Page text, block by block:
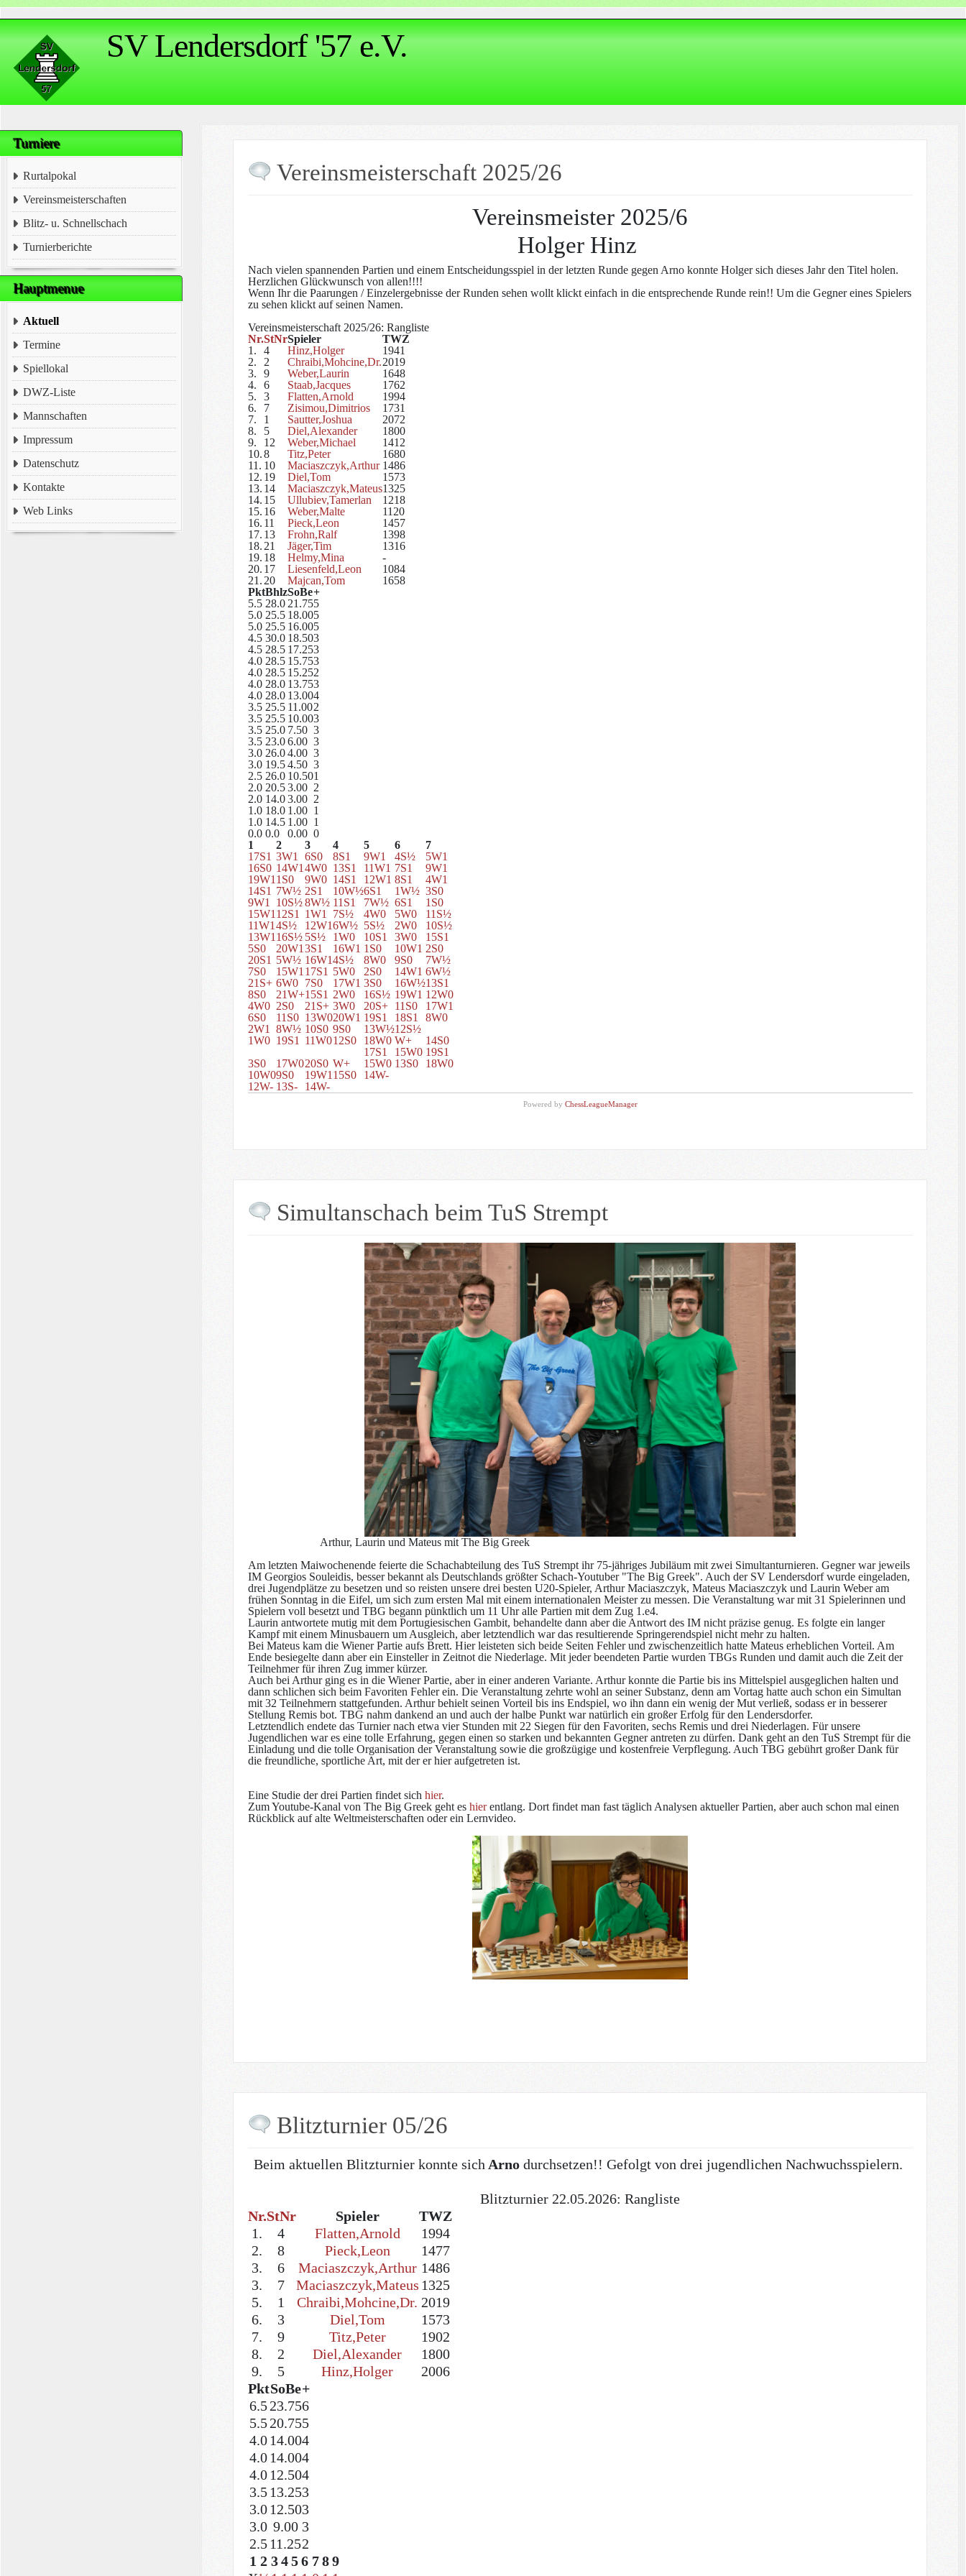
SV Lendersdorf '57 e.V.
Turniere
Rurtalpokal
Vereinsmeisterschaften
Blitz- u. Schnellschach
Turnierberichte
Hauptmenue
Aktuell
Termine
Spiellokal
DWZ-Liste
Mannschaften
Impressum
Datenschutz
Kontakte
Web Links
Vereinsmeisterschaft 2025/26
Vereinsmeister 2025/6
Holger Hinz
Nach vielen spannenden Partien und einem Entscheidungsspiel in der letzten Runde gegen Arno konnte Holger sich dieses Jahr den Titel holen.
Herzlichen Glückwunsch von allen!!!!
Wenn Ihr die Paarungen / Einzelergebnisse der Runden sehen wollt klickt einfach in die entsprechende Runde rein!! Um die Gegner eines Spielers
zu sehen klickt auf seinen Namen.
Vereinsmeisterschaft 2025/26: Rangliste
Nr.StNrSpieler
TWZ
1.
4 Hinz,Holger
1941
2.
2 Chraibi,Mohcine,Dr.2019
3.
9 Weber,Laurin
1648
4.
6 Staab,Jacques
1762
5.
3 Flatten,Arnold
1994
6.
7 Zisimou,Dimitrios
1731
7.
1 Sautter,Joshua
2072
8.
5 Diel,Alexander
1800
9.
12 Weber,Michael
1412
10.8 Titz,Peter
1680
11. 10 Maciaszczyk,Arthur 1486
12. 19 Diel,Tom
1573
13. 14 Maciaszczyk,Mateus1325
14. 15 Ullubiev,Tamerlan
1218
15. 16 Weber,Malte
1120
16. 11 Pieck,Leon
1457
17. 13 Frohn,Ralf
1398
18. 21 Jäger,Tim
1316
19. 18 Helmy,Mina
-
20. 17 Liesenfeld,Leon
1084
21. 20 Majcan,Tom
1658
PktBhlzSoBe+
5.5 28.0 21.755
5.0 25.5 18.005
5.0 25.5 16.005
4.5 30.0 18.503
4.5 28.5 17.253
4.0 28.5 15.753
4.0 28.5 15.252
4.0 28.0 13.753
4.0 28.0 13.004
3.5 25.5 11.002
3.5 25.5 10.003
3.5 25.0 7.50 3
3.5 23.06.00 3
3.0 26.04.00 3
3.0 19.54.50 3
2.5 26.0 10.501
2.0 20.53.00 2
2.0 14.03.00 2
1.0 18.0 1.00 1
1.0 14.5 1.00 1
0.0 0.0 0.00 0
1
2 3 4 5 6
7
17S1 3W1 6S0 8S1 9W1 4S½
5W1
16S0 14W1 4W0 13S1 11W1 7S1
9W1
19W1 1S0 9W0 14S1 12W1 8S1
4W1
14S1 7W½ 2S1 10W½6S1 1W½ 3S0
9W1
10S½8W½ 11S1 7W½ 6S1
1S0
15W1 12S1 1W1 7S½ 4W0 5W0
11S½
11W1 4S½ 12W16W½ 5S½ 2W0
10S½
13W1 16S½ 5S½ 1W0 10S1 3W0
15S1
5S0
20W1 3S1 16W1 1S0 10W1 2S0
20S1 5W½ 16W14S½ 8W0 9S0
7W½
7S0
15W1 17S1 5W0 2S0 14W1 6W½
21S+ 6W0 7S0 17W1 3S0 16W½13S1
8S0
21W+15S1 2W0 16S½ 19W1 12W0
4W0 2S0 21S+ 3W0 20S+ 11S0
17W1
6S0
11S0 13W020W1 19S1 18S1
8W0
2W1
8W½ 10S0 9S0 13W½12S½
1W0 19S1 11W012S0 18W0 W+
14S0
17S1
15W0 19S1
3S0
17W020S0 W+ 15W0 13S0
18W0
10W09S0 19W1 15S0
14W-
12W- 13S- 14W-
Powered by ChessLeagueManager
Simultanschach beim TuS Strempt
Arthur, Laurin und Mateus mit The Big Greek
Am letzten Maiwochenende feierte die Schachabteilung des TuS Strempt ihr 75-jähriges Jubiläum mit zwei Simultanturnieren. Gegner war jeweils
IM Georgios Souleidis, besser bekannt als Deutschlands größter Schach-Youtuber "The Big Greek". Auch der SV Lendersdorf wurde eingeladen,
drei Jugendplätze zu besetzen und so reisten unsere drei besten U20-Spieler, Arthur Maciaszczyk, Mateus Maciaszczyk und Laurin Weber am
frühen Sonntag in die Eifel, um sich zum ersten Mal mit einem internationalen Meister zu messen. Die Veranstaltung war mit 31 Spielerinnen und
Spielern voll besetzt und TBG begann pünktlich um 11 Uhr alle Partien mit dem Zug 1.e4.
Laurin antwortete mutig mit dem Portugiesischen Gambit, behandelte dann aber die Antwort des IM nicht präzise genug. Es folgte ein langer
Kampf mit einem Minusbauern um Ausgleich, aber letztendlich war das resultierende Springerendspiel nicht mehr zu halten.
Bei Mateus kam die Wiener Partie aufs Brett. Hier leisteten sich beide Seiten Fehler und zwischenzeitlich hatte Mateus erheblichen Vorteil. Am
Ende besiegelte dann aber ein Einsteller in Zeitnot die Niederlage. Mit jeder beendeten Partie wurden TBGs Runden und damit auch die Zeit der
Teilnehmer für ihren Zug immer kürzer.
Auch bei Arthur ging es in die Wiener Partie, aber in einer anderen Variante. Arthur konnte die Partie bis ins Mittelspiel ausgeglichen halten und
dann schlichen sich beim Favoriten Fehler ein. Die Veranstaltung zehrte wohl an seiner Substanz, denn am Vortag hatte auch schon ein Simultan
mit 32 Teilnehmern stattgefunden. Arthur behielt seinen Vorteil bis ins Endspiel, wo ihn dann ein wenig der Mut verließ, sodass er in besserer
Stellung Remis bot. TBG nahm dankend an und auch der halbe Punkt war natürlich ein großer Erfolg für den Lendersdorfer.
Letztendlich endete das Turnier nach etwa vier Stunden mit 22 Siegen für den Favoriten, sechs Remis und drei Niederlagen. Für unsere
Jugendlichen war es eine tolle Erfahrung, gegen einen so starken und bekannten Gegner antreten zu dürfen. Dank geht an den TuS Strempt für die
Einladung und die tolle Organisation der Veranstaltung sowie die großzügige und kostenfreie Verpflegung. Auch TBG gebührt großer Dank für
die freundliche, sportliche Art, mit der er hier aufgetreten ist.
Eine Studie der drei Partien findet sich hier.
Zum Youtube-Kanal von The Big Greek geht es hierentlang. Dort findet man fast täglich Analysen aktueller Partien, aber auch schon mal einen
Rückblick auf alte Weltmeisterschaften oder ein Lernvideo.
Blitzturnier 05/26
Beim aktuellen Blitzturnier konnte sichArno durchsetzen!! Gefolgt von drei jugendlichen Nachwuchsspielern.
Blitzturnier 22.05.2026: Rangliste
Nr.StNr Spieler
TWZ
1.
4 Flatten,Arnold
1994
2.
8 Pieck,Leon
1477
3.
6 Maciaszczyk,Arthur 1486
3.
7 Maciaszczyk,Mateus 1325
5.
1 Chraibi,Mohcine,Dr. 2019
6.
3 Diel,Tom
1573
7.
9 Titz,Peter
1902
8.
2 Diel,Alexander
1800
9.
5 Hinz,Holger
2006
PktSoBe+
6.523.756
5.520.755
4.014.004
4.014.004
4.012.504
3.513.253
3.012.503
3.0 9.00 3
2.511.252
1 2 345 6 78 9